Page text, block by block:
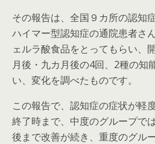
その報告は、全国９カ所の認知
ハイマー型認知症の通院患者さ
ェルラ酸食品をとってもらい、
月後・九カ月後の4回、2種の知
い、変化を調べたものです。
この報告で、認知症の症状が軽
終了時まで、中度のグループで
後まで改善が続き、重度のグル